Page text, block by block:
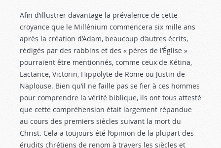
Afin d’illustrer davantage la prévalence de cette
croyance que le Millénium commencera six mille ans
après la création d’Adam, beaucoup d’autres écrits,
rédigés par des rabbins et des « pères de l’Église »
pourraient être mentionnés, comme ceux de Kétina,
Lactance, Victorin, Hippolyte de Rome ou Justin de
Naplouse. Bien qu’il ne faille pas se fier à ces hommes
pour comprendre la vérité biblique, ils ont tous attesté
que cette compréhension était largement répandue
au cours des premiers siècles suivant la mort du
Christ. Cela a toujours été l’opinion de la plupart des
érudits chrétiens de renom à travers les siècles et